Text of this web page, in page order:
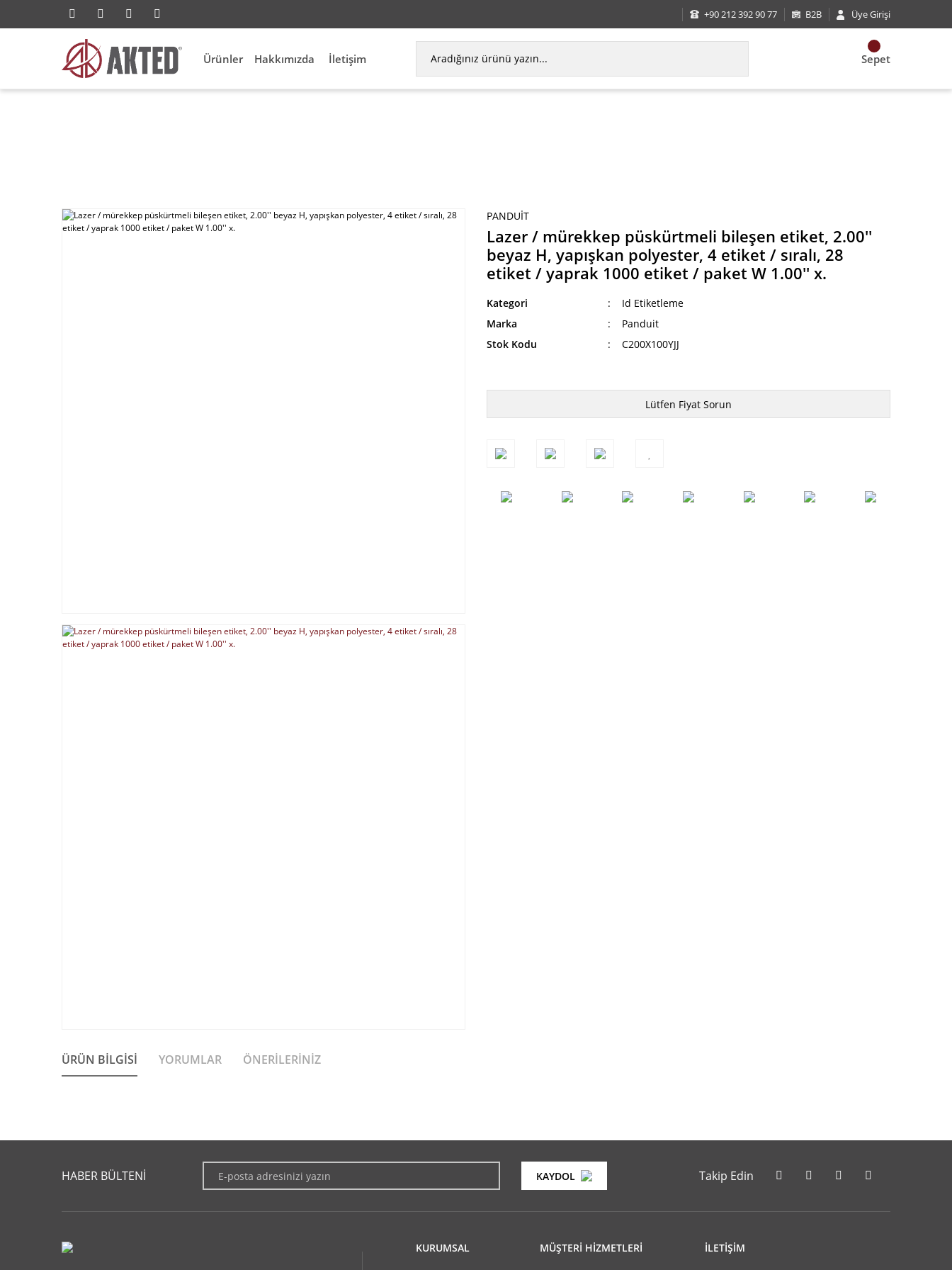
+90 212 392 90 77 B2B Üye Girişi
Ürünler Hakkımızda İletişim Sepet
PANDUIT
Lazer / mürekkep püskürtmeli bileşen etiket, 2.00''
beyaz H, yapışkan polyester, 4 etiket / sıralı, 28
etiket / yaprak 1000 etiket / paket W 1.00'' x.
Kategori
Id Etiketleme
Marka
Panduit
Stok Kodu
C200X100YJJ
Lütfen Fiyat Sorun
ÜRÜN BILGISI YORUMLAR ÖNERILERINIZ
Yorum Yaz
Görüş ve önerileriniz için teşekkür ederiz.
Ürün açıklamasında eksik bilgiler bulunuyor.
HABER BÜLTENİ KAYDOL Takip Edin
KURUMSAL MÜŞTERİ HİZMETLERİ İLETİŞİM